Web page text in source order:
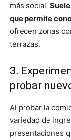
más social.
que permite
ofrecen zonas
terrazas.
3.
probar
Al probar la
variedad de
presentaciones